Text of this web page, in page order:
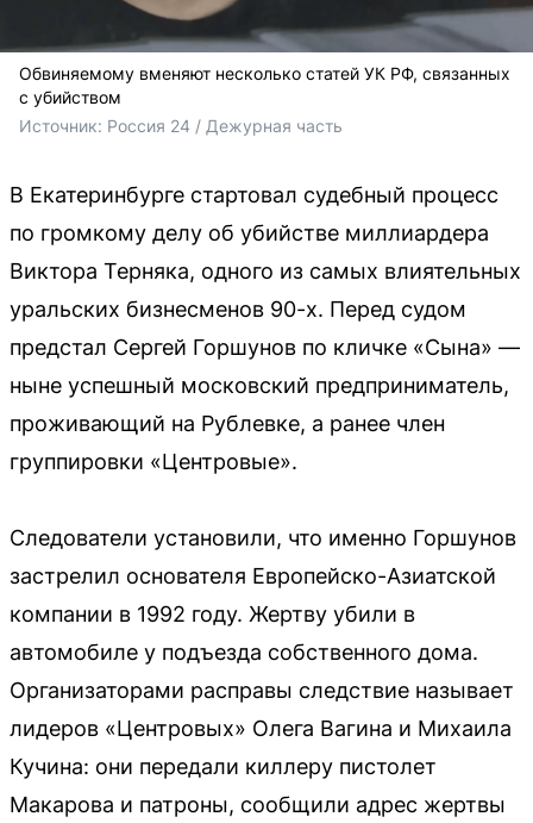
Обвиняемому вменяют несколько статей УК РФ, связанных
с убийством
Источник: Россия 24 / Дежурная часть
В Екатеринбурге стартовал судебный процесс
по громкому делу об убийстве миллиардера
Виктора Терняка, одного из самых влиятельных
уральских бизнесменов 90-х. Перед судом
предстал Сергей Горшунов по кличке «Сына» —
ныне успешный московский предприниматель,
проживающий на Рублевке, а ранее член
группировки «Центровые».
Следователи установили, что именно Горшунов
застрелил основателя Европейско-Азиатской
компании в 1992 году. Жертву убили в
автомобиле у подъезда собственного дома.
Организаторами расправы следствие называет
лидеров «Центровых» Олега Вагина и Михаила
Кучина: они передали киллеру пистолет
Макарова и патроны, сообщили адрес жертвы